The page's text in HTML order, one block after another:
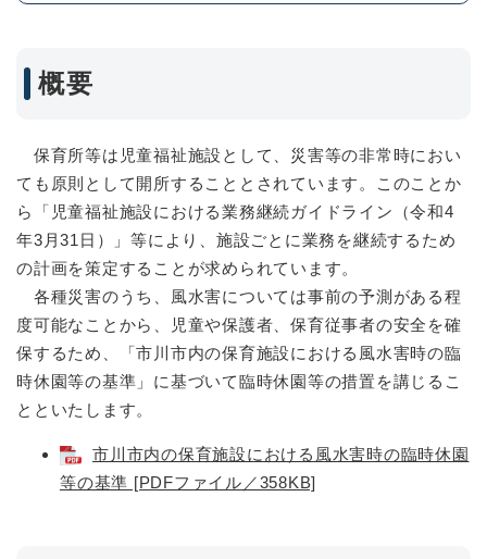
概要
保育所等は児童福祉施設として、災害等の非常時におい
ても原則として開所することとされています。このことか
ら「児童福祉施設における業務継続ガイドライン（令和4
年3月31日）」等により、施設ごとに業務を継続するため
の計画を策定することが求められています。
各種災害のうち、風水害については事前の予測がある程
度可能なことから、児童や保護者、保育従事者の安全を確
保するため、「市川市内の保育施設における風水害時の臨
時休園等の基準」に基づいて臨時休園等の措置を講じるこ
とといたします。
市川市内の保育施設における風水害時の臨時休園
等の基準 [PDFファイル／358KB]